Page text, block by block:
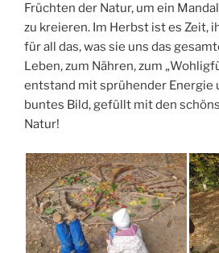
Früchten der Natur, um ein
zu kreieren. Im Herbst ist es Zeit,
für all das, was sie uns das
Leben, zum Nähren, zum
entstand mit sprühender Energie
buntes Bild, gefüllt mit den
Natur!